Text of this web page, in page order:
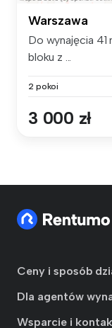
Warszawa
Do wynajęcia
bloku z ...
2 pokoi
3 000 zł
Ceny i sposób
Dla agentów
Wsparcie i